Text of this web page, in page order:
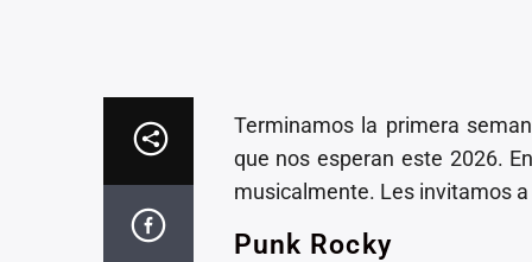
Terminamos la primera
que nos esperan este 2026.
musicalmente. Les invitamos
Punk Rocky